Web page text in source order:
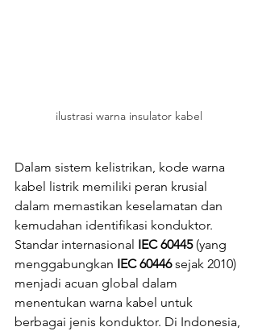
ilustrasi warna insulator kabel
Dalam sistem kelistrikan, kode warna
kabel listrik memiliki peran krusial
dalam memastikan keselamatan dan
kemudahan identifikasi konduktor.
Standar internasional IEC 60445 (yang
menggabungkan IEC 60446 sejak 2010)
menjadi acuan global dalam
menentukan warna kabel untuk
berbagai jenis konduktor. Di Indonesia,